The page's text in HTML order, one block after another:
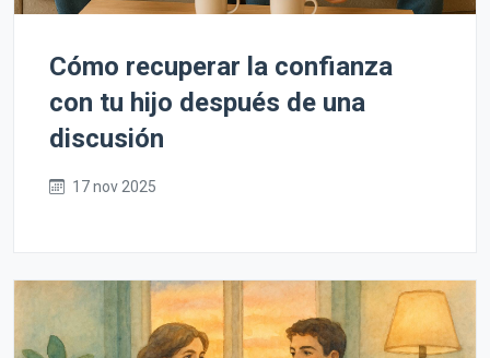
Cómo recuperar la confianza
con tu hijo después de una
discusión
17 nov 2025